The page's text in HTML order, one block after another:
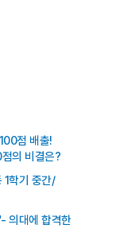
점 배출!
의 비결은?
학기 중간/
의대에 합격한